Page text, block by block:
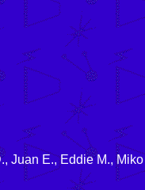
Juan E., Eddie M., Miko